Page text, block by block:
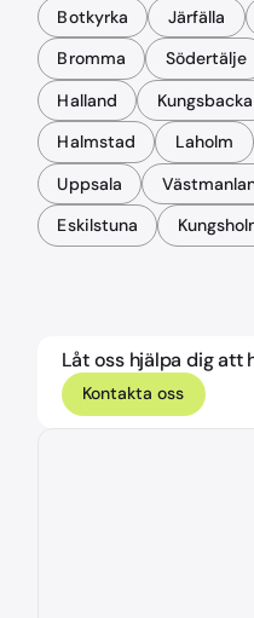
Botkyrka
Järfälla
Bromma
Södertälje
Halland
Kungsbacka
Halmstad
Laholm
Uppsala
Eskilstuna
Låt oss hjälpa dig att
Kontakta oss